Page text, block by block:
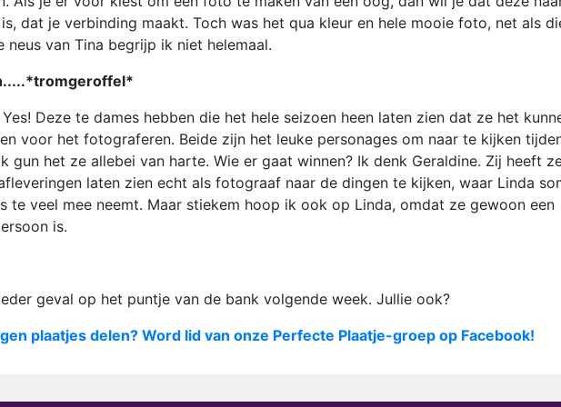
dat je verbinding maakt. Toch was het qua kleur en hele mooie foto, net als
neus van Tina begrijp ik niet helemaal.
Deze te dames hebben die het hele seizoen heen laten zien dat ze het
voor het fotograferen. Beide zijn het leuke personages om naar te kijken
gun het ze allebei van harte. Wie er gaat winnen? Ik denk Geraldine. Zij heeft
laten zien echt als fotograaf naar de dingen te kijken, waar Linda
te veel mee neemt. Maar stiekem hoop ik ook op Linda, omdat ze gewoon een
is.
geval op het puntje van de bank volgende week. Jullie ook?
plaatjes delen? Word lid van onze Perfecte Plaatje-groep op Facebook!